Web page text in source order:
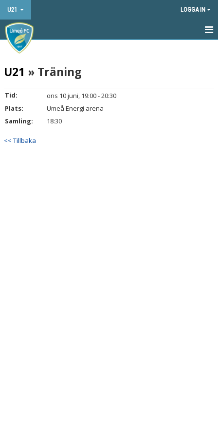
U21 LOGGA IN
HEM
NYHETER
KALENDER
MATCHER
U21 » Träning
Tid:
ons 10 juni, 19:00 - 20:30
Plats:
Umeå Energi arena
Samling:
18:30
<< Tillbaka